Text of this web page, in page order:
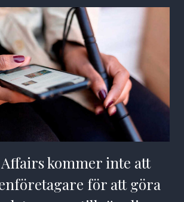
kommer inte att
för att göra